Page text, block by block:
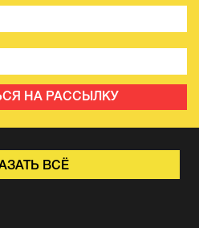
НА РАССЫЛКУ
ВСЁ